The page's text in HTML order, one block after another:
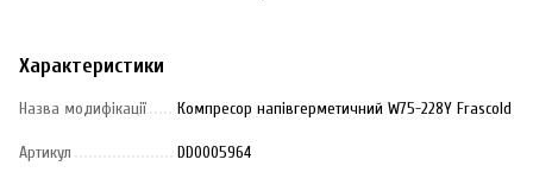
Характеристики
Назва модифікації Компресор напівгерметичний W75-228Y Frascold
Артикул DD0005964